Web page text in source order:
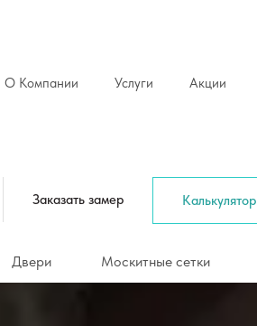
О Компании Услуги Акции
Заказать замер Калькулятор
Двери Москитные сетки